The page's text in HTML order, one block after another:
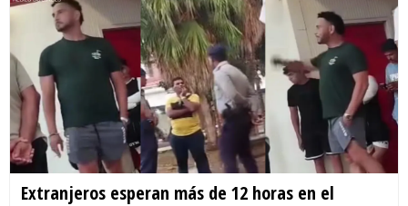
Extranjeros esperan más de 12 horas en el